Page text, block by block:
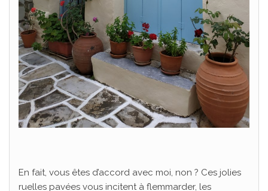
En fait, vous êtes d’accord avec moi, non ? Ces jolies
ruelles pavées vous incitent à flemmarder, les